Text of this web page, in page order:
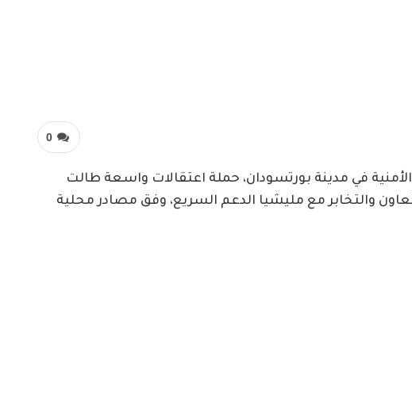
0
في مدينة بورتسودان، حملة اعتقالات واسعة طالت
والتخابر مع مليشيا الدعم السريع، وفق مصادر محلية